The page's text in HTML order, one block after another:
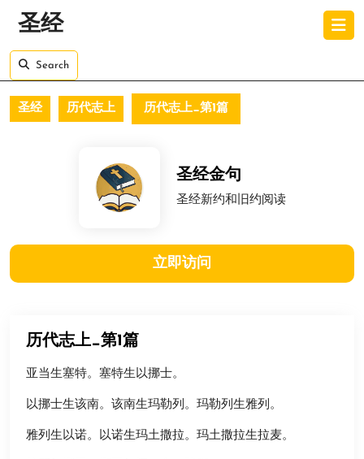
圣经
Search
圣经 历代志上 历代志上_第1篇
圣经金句
圣经新约和旧约阅读
立即访问
历代志上_第1篇
亚当生塞特。塞特生以挪士。
以挪士生该南。该南生玛勒列。玛勒列生雅列。
雅列生以诺。以诺生玛土撒拉。玛土撒拉生拉麦。